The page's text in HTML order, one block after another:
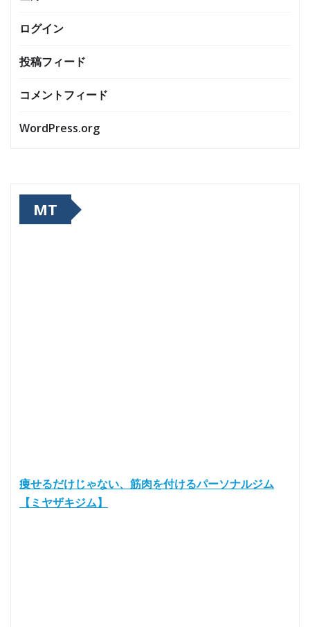
ログイン
投稿フィード
コメントフィード
WordPress.org
MT
痩せるだけじゃない、筋肉を付けるパーソナルジム
【ミヤザキジム】